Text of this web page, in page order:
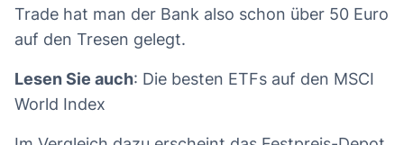
Trade hat man der Bank also schon über 50 Euro
auf den Tresen gelegt.
Lesen Sie auch: Die besten ETFs auf den MSCI
World Index